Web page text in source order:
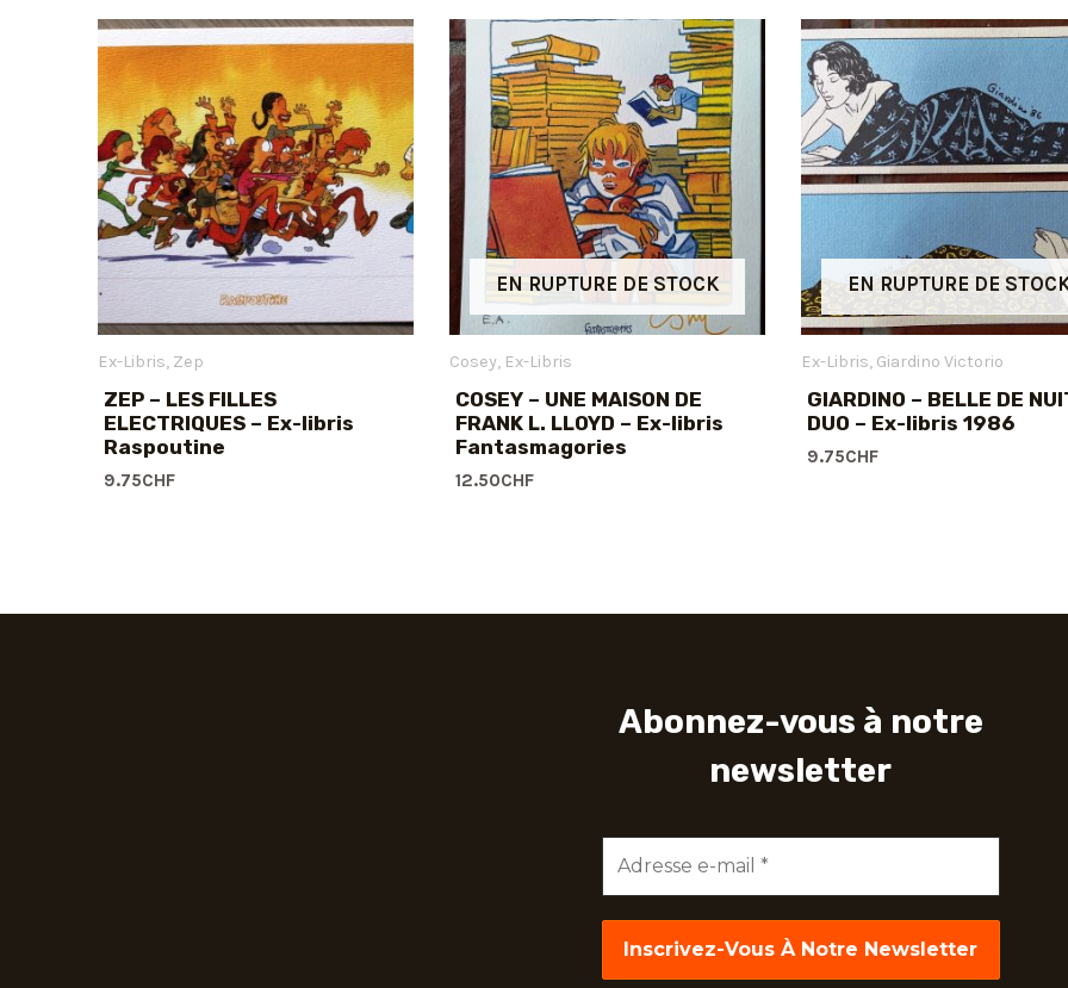
Ex-Libris Zep
ZEP – LES FILLES
ELECTRIQUES – Ex-libris
Raspoutine
9.75CHF
EN RUPTURE DE STOCK
Cosey Ex-Libris
COSEY – UNE MAISON DE
FRANK L. LLOYD – Ex-libris
Fantasmagories
12.50CHF
EN RUPTURE DE
Ex-Libris Giardino Victorio
GIARDINO – BELLE DE
DUO – Ex-libris 1986
9.75CHF
Abonnez-vous à notre
newsletter
mail
*